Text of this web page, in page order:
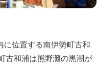
位置する南伊勢町古和
古和浦は熊野灘の黒潮が